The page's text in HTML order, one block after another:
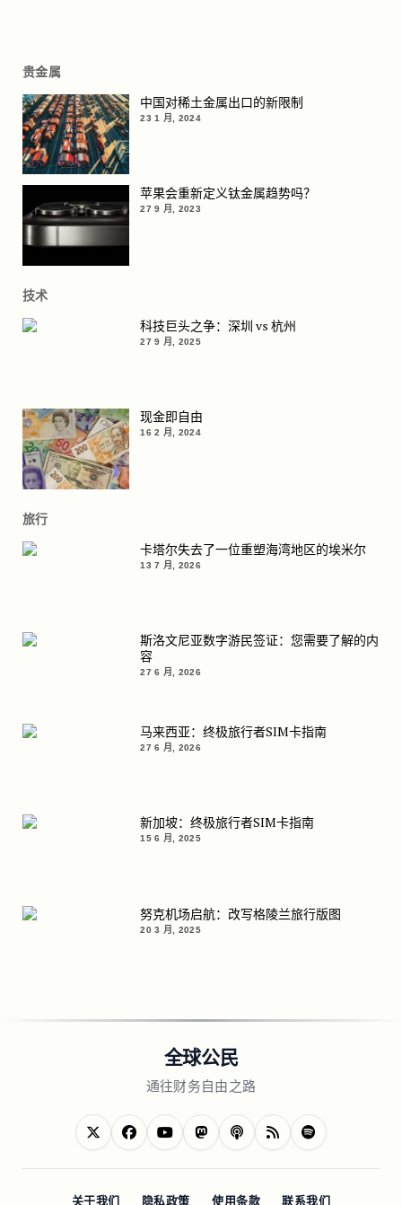
贵金属
中国对稀土金属出口的新限制
23 1 月, 2024
苹果会重新定义钛金属趋势吗？
27 9 月, 2023
技术
科技巨头之争：深圳 vs 杭州
27 9 月, 2025
现金即自由
16 2 月, 2024
旅行
卡塔尔失去了一位重塑海湾地区的埃米尔
13 7 月, 2026
斯洛文尼亚数字游民签证：您需要了解的内
容
27 6 月, 2026
马来西亚：终极旅行者SIM卡指南
27 6 月, 2026
新加坡：终极旅行者SIM卡指南
15 6 月, 2025
努克机场启航：改写格陵兰旅行版图
20 3 月, 2025
全球公民
通往财务自由之路
关于我们 隐私政策 使用条款 联系我们